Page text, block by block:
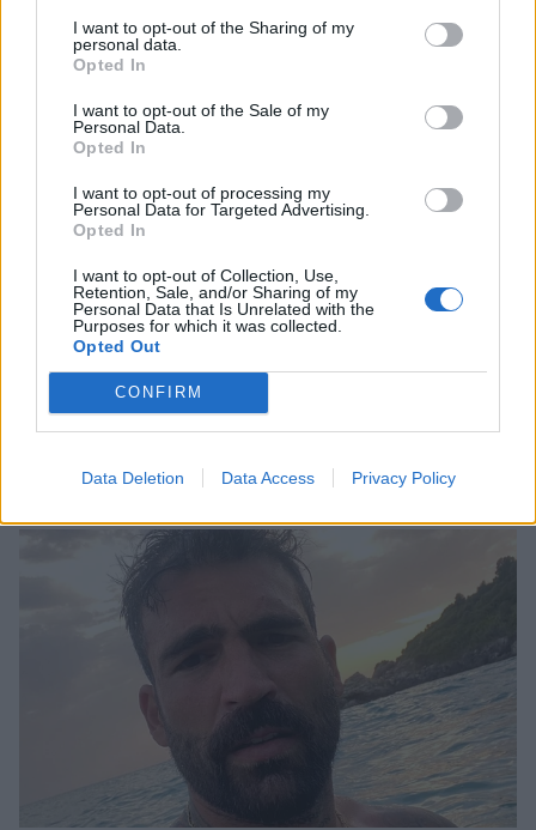
I want to opt-out of the Sharing of my
personal data.
Opted In
I want to opt-out of the Sale of my
Personal Data.
Opted In
I want to opt-out of processing my
Personal Data for Targeted Advertising.
Opted In
I want to opt-out of Collection, Use,
Retention, Sale, and/or Sharing of my
Personal Data that Is Unrelated with the
Purposes for which it was collected.
Opted Out
CONFIRM
Data Deletion Data Access Privacy Policy
ένα χρόνο μετά τον θάνατο της αδελφής του
CELEBRITIES
Δανάη Μπάρκα: Η χιουμοριστική αντίδρασή
CELEBRITIES